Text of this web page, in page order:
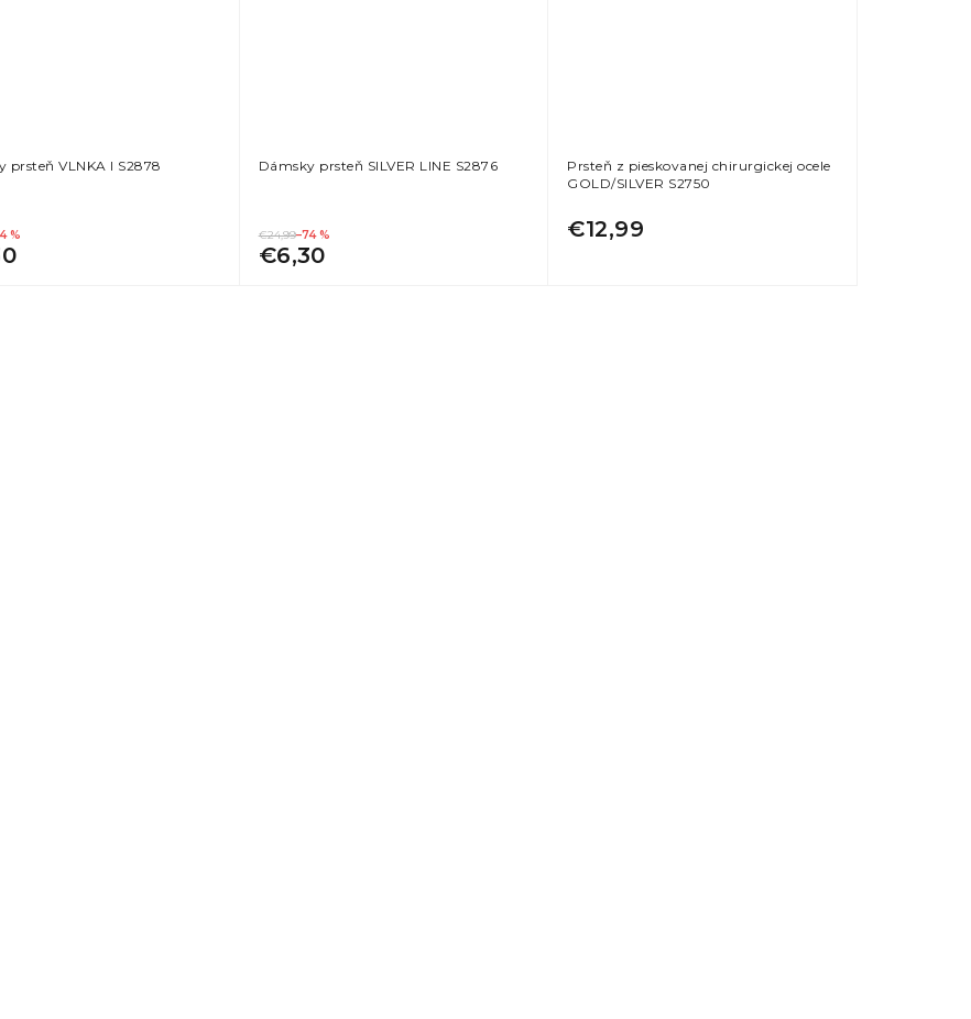
prsteň VLNKA I S2878
%
Dámsky prsteň SILVER LINE S2876
€24,99–74 %
€6,30
Prsteň z pieskovanej chirurgickej ocele
GOLD/SILVER S2750
€12,99